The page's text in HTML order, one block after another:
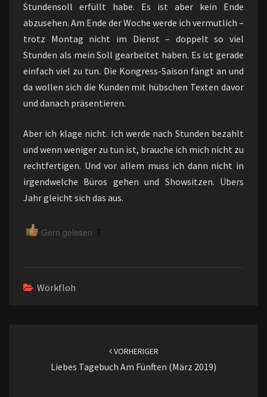
Stundensoll erfüllt habe. Es ist aber kein Ende
abzusehen. Am Ende der Woche werde ich vermutlich –
trotz Montag nicht im Dienst – doppelt so viel
Stunden als mein Soll gearbeitet haben. Es ist gerade
einfach viel zu tun. Die Kongress-Saison fängt an und
da wollen sich die Kunden mit hübschen Texten davor
und danach präsentieren.
Aber ich klage nicht. Ich werde nach Stunden bezahlt
und wenn weniger zu tun ist, brauche ich mich nicht zu
rechtfertigen. Und vor allem muss ich dann nicht in
irgendwelche Büros gehen und Showsitzen. Übers
Jahr gleicht sich das aus.
Gern gelesen 1
Wörkfloh
VORHERIGER
Liebes Tagebuch Am Fünften (März 2019)